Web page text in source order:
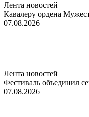
Лента новостей
Кавалеру ордена
07.08.2026
Лента новостей
Фестиваль объединил
07.08.2026